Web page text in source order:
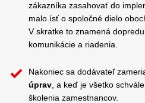
zákazníka zasahovať do
malo ísť o spoločné dielo
V skratke to znamená
komunikácie a riadenia.
Nakoniec sa dodávateľ
úprav , a keď je všetko
školenia zamestnancov.